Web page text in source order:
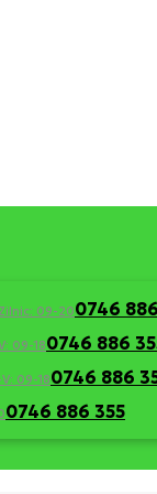
Zilnic: 09-200746
09-180746 886
V: 09-180746 886
0746 886 355